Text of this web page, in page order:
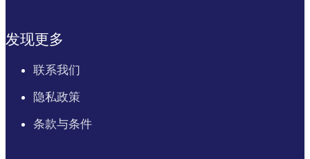
发现更多
联系我们
隐私政策
条款与条件